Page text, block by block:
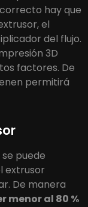
hay que
el
del flujo.
3D
factores. De
permitirá
puede
extrusor
De manera
menor al 80 %